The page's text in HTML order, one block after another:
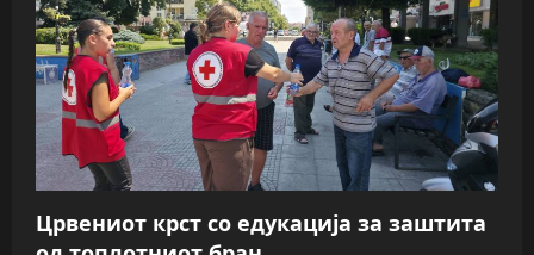
Црвениот крст со едукација за заштита